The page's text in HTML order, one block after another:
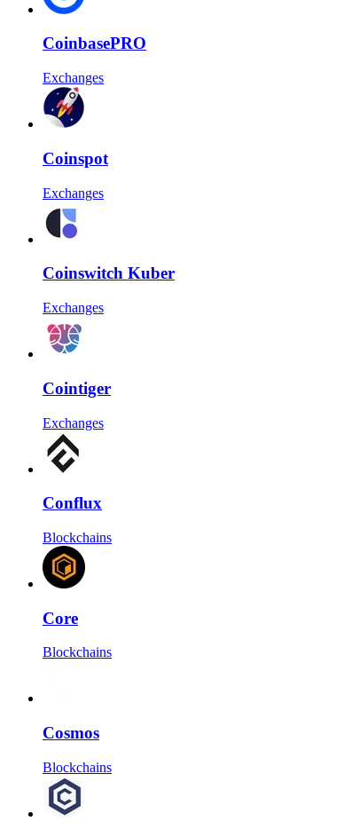
CoinbasePRO
Exchanges
Coinspot
Exchanges
Coinswitch Kuber
Exchanges
Cointiger
Exchanges
Conflux
Blockchains
Core
Blockchains
Cosmos
Blockchains